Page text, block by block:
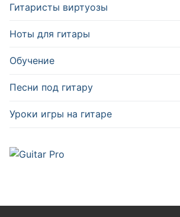
Гитаристы виртуозы
Ноты для гитары
Обучение
Песни под гитару
Уроки игры на гитаре